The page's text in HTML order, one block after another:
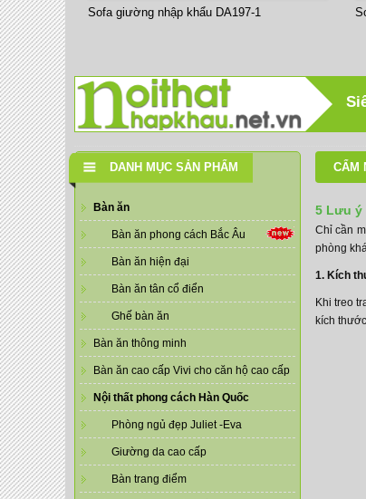
Sofa giường nhập khẩu DA197-1
DANH MỤC SẢN PHẨM
Bàn ăn
Bàn ăn phong cách Bắc Âu
Bàn ăn hiện đại
Bàn ăn tân cổ điển
Ghế bàn ăn
Bàn ăn thông minh
Bàn ăn cao cấp Vivi cho căn hộ cao cấp
Nội thất phong cách Hàn Quốc
Phòng ngủ đẹp Juliet -Eva
Giường da cao cấp
Bàn trang điểm
CẨM
5 Lưu ý
Chỉ cần
phòng
1. Kích
Khi treo
kích